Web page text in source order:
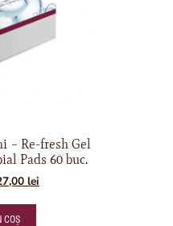
– Re-fresh Gel
Pads 60 buc.
lei
COȘ